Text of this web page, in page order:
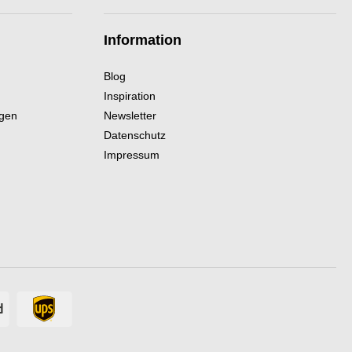
Information
Blog
Inspiration
Newsletter
Datenschutz
Impressum